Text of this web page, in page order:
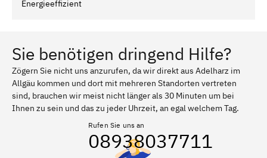
Energieeffizient
Sie benötigen dringend Hilfe?
Zögern Sie nicht uns anzurufen, da wir direkt aus Adelharz im
Allgäu kommen und dort mit mehreren Standorten vertreten
sind, brauchen wir meist nicht länger als 30 Minuten um bei
Ihnen zu sein und das zu jeder Uhrzeit, an egal welchem Tag.
Rufen Sie uns an
08938037711